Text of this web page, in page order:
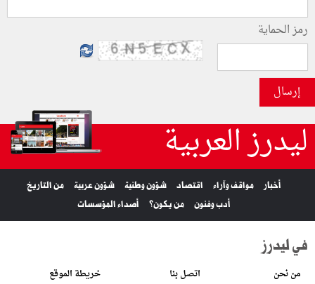
رمز الحماية
إرسال
ليدرز العربية
أخبار مواقف وآراء اقتصاد شؤون وطنية شؤون عربية
من التاريخ
أدب وفنون
من يكون؟ أصداء المؤسسات
في ليدرز
من نحن اتصل بنا خريطة الموقع